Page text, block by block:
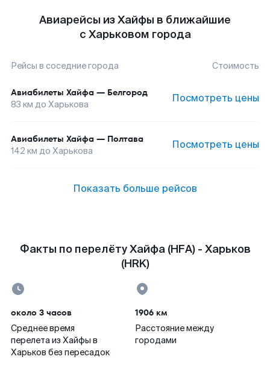
Авиарейсы из Хайфы в ближайшие
с Харьковом города
Рейсы в соседние города Стоимость
Авиабилеты Хайфа — Белгород
83 км до Харькова Посмотреть цены
Авиабилеты Хайфа — Полтава
142 км до Харькова Посмотреть цены
Показать больше рейсов
Факты по перелёту Хайфа (HFA) - Харьков
(HRK)
около 3 часов
Среднее время
перелета из Хайфы в
Харьков без пересадок
1906 км
Расстояние между
городами